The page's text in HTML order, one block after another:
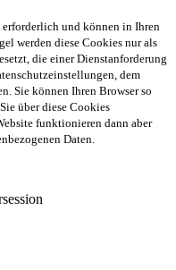
und können in Ihren
werden diese Cookies nur als
die einer Dienstanforderung
dem
Sie können Ihren Browser so
über diese Cookies
funktionieren dann aber
Daten.